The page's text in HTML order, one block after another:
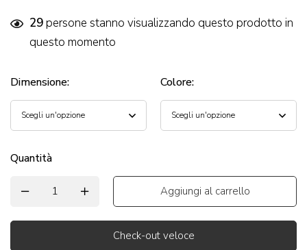
29persone stanno visualizzando questo prodotto in
questo momento
Dimensione: Colore:
Quantità
Aggiungi al carrello
Check-out veloce